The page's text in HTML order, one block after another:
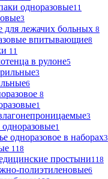
одноразовые11
3
для лежачих больных 8
впитывающие8
11
в рулоне5
3
6
8
1
3
1
одноразовое в наборах3
118
простыни118
полиэтиленовые6